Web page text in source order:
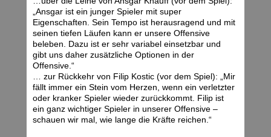
„Ansgar ist ein junger Spieler mit super
Eigenschaften. Sein Tempo ist herausragend und mit
seinen tiefen Läufen kann er unsere Offensive
beleben. Dazu ist er sehr variabel einsetzbar und
gibt uns daher zusätzliche Optionen in der
Offensive.“
… zur Rückkehr von Filip Kostic (vor dem Spiel): „Mir
fällt immer ein Stein vom Herzen, wenn ein verletzter
oder kranker Spieler wieder zurückkommt. Filip ist
ein ganz wichtiger Spieler in unserer Offensive –
schauen wir mal, wie lange die Kräfte reichen.“